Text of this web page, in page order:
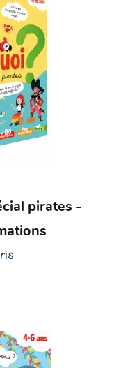
pirates -